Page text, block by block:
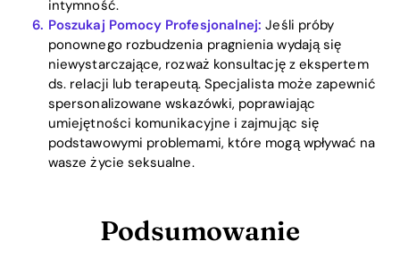
intymność.
Poszukaj Pomocy Profesjonalnej: Jeśli próby
ponownego rozbudzenia pragnienia wydają się
niewystarczające, rozważ konsultację z ekspertem
ds. relacji lub terapeutą. Specjalista może zapewnić
spersonalizowane wskazówki, poprawiając
umiejętności komunikacyjne i zajmując się
podstawowymi problemami, które mogą wpływać na
wasze życie seksualne.
Podsumowanie